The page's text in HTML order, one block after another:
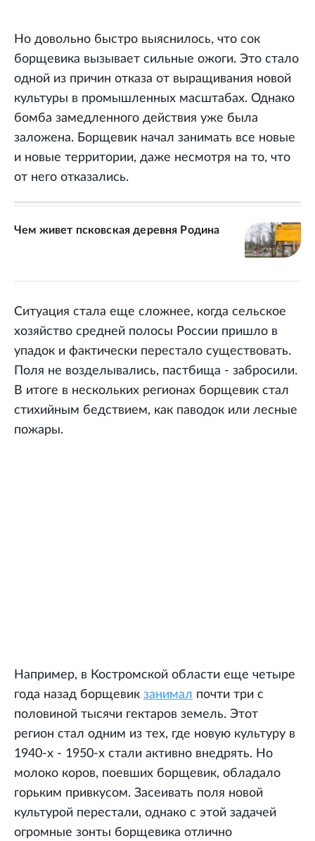
Но довольно быстро выяснилось, что сок
борщевика вызывает сильные ожоги. Это стало
одной из причин отказа от выращивания новой
культуры в промышленных масштабах. Однако
бомба замедленного действия уже была
заложена. Борщевик начал занимать все новые
и новые территории, даже несмотря на то, что
от него отказались.
Чем живет псковская деревня Родина
Ситуация стала еще сложнее, когда сельское
хозяйство средней полосы России пришло в
упадок и фактически перестало существовать.
Поля не возделывались, пастбища - забросили.
В итоге в нескольких регионах борщевик стал
стихийным бедствием, как паводок или лесные
пожары.
Например, в Костромской области еще четыре
года назад борщевик занимал почти три с
половиной тысячи гектаров земель. Этот
регион стал одним из тех, где новую культуру в
1940-х - 1950-х стали активно внедрять. Но
молоко коров, поевших борщевик, обладало
горьким привкусом. Засеивать поля новой
культурой перестали, однако с этой задачей
огромные зонты борщевика отлично